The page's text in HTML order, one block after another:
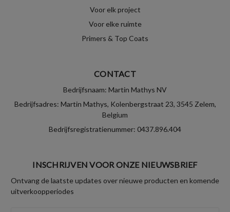
Voor elk project
Voor elke ruimte
Primers & Top Coats
CONTACT
Bedrijfsnaam: Martin Mathys NV
Bedrijfsadres: Martin Mathys, Kolenbergstraat 23, 3545 Zelem,
Belgium
Bedrijfsregistratienummer: 0437.896.404
INSCHRIJVEN VOOR ONZE NIEUWSBRIEF
Ontvang de laatste updates over nieuwe producten en komende
uitverkoopperiodes